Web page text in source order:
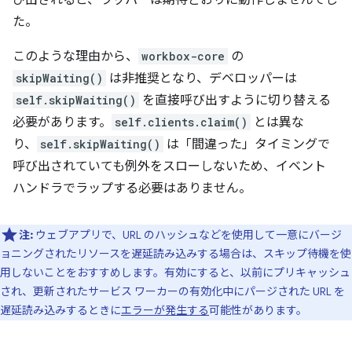
た。
このような理由から、 workbox-core の
skipWaiting() は非推奨となり、デベロッパーは
self.skipWaiting() を直接呼び出すように切り替える
必要があります。
self.clients.claim()
とは異な
り、
self.skipWaiting() は「間違った」タイミングで
呼び出されていても例外をスローしないため、イベント
ハンドラでラップする必要はありません。
注: ウェブアプリで、URL のハッシュなどを使用して一意にバージ
ョニングされたリソースを遅延読み込みする場合は、スキップ待機を使
用しないことをおすすめします。有効にすると、以前にプリキャッシュ
され、更新されたサービス ワーカーの有効化中にパージされた URL を
遅延読み込みするときにエラーが発生する可能性があります。